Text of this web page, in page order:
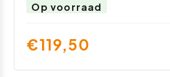
Op voorraad
€119,50